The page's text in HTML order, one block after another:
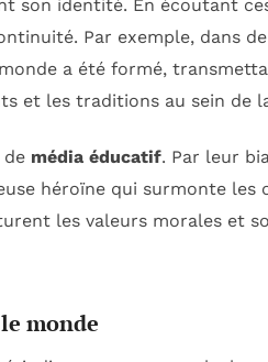
son identité. En écoutant
Par exemple, dans
a été formé,
et les traditions au sein de
de média éducatif. Par leur
héroïne qui surmonte les
les valeurs morales et
monde